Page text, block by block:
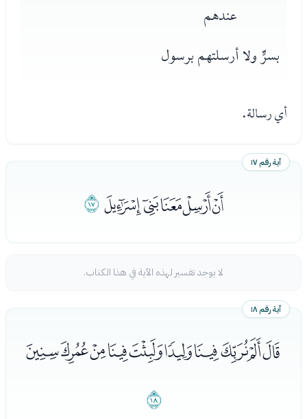
عندهم
بسرٍّ ولا أرسلتهم برسول
أي رسالة.
آية رقم ١٧
ﯵﯶﯷﯸﯹﯺ
لا يوجد تفسير لهذه الآية في هذا الكتاب.
آية رقم ١٨
ﯻﯼﯽﯾﯿﰀﰁﰂﰃﰄ
ﰅ